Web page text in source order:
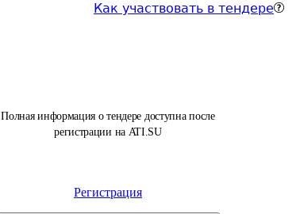
Как участвовать в тендере
Полная информация о тендере доступна после
регистрации на ATI.SU
Регистрация